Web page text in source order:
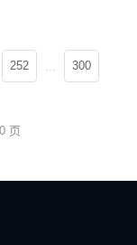
252 300
页